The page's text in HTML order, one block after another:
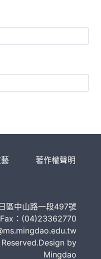
著作權聲明
區中山路一段497號
：(04)23362770
by
Mingdao